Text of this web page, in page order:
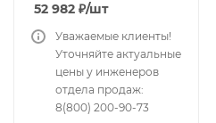
52 982 ₽/шт
Уважаемые клиенты!
Уточняйте актуальные
цены у инженеров
отдела продаж:
8(800) 200-90-73